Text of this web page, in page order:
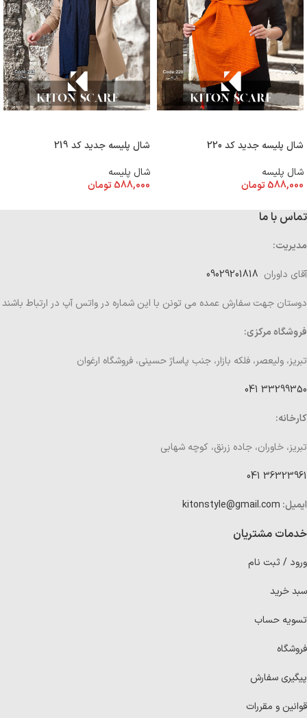
شال پلیسه جدید کد 220
شال پلیسه
588,000تومان
شال پلیسه جدید کد 219
شال پلیسه
588,000تومان
تماس با ما
مدیریت:
آقای داوران
دوستان جهت سفارش عمده می تونن با این شماره در واتس آپ در ارتباط باشند
فروشگاه مرکزی:
تبریز، ولیعصر، فلکه بازار، جنب پاساژ حسینی، فروشگاه ارغوان
33299350 041
کارخانه:
تبریز، خاوران، جاده زرنق، کوچه شهابی
36323961 041
ایمیل: kitonstyle@gmail.com
خدمات مشتریان
ورود / ثبت نام
سبد خرید
تسویه حساب
فروشگاه
پیگیری سفارش
قوانین و مقررات